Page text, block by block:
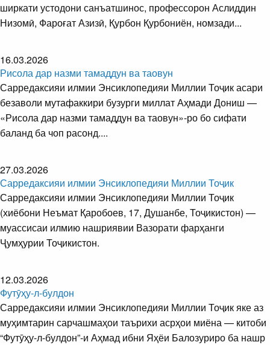
ширкати устодони санъатшинос, профессорон Аслиддин
Низомӣ, Фароғат Азизӣ, Қурбон Қурбониён, номзади...
16.03.2026
Рисола дар назми тамаддун ва таовун
Сарредаксияи илмии Энсиклопедияи Миллии Тоҷик асари
безаволи мутафаккири бузурги миллат Аҳмади Дониш —
«Рисола дар назми тамаддун ва таовун»-ро бо сифати
баланд ба чоп расонд....
27.03.2026
Сарредаксияи илмии Энсиклопедияи Миллии Тоҷик
Сарредаксияи илмии Энсиклопедияи Миллии Тоҷик
(хиёбони Неъмат Қаробоев, 17, Душанбе, Тоҷикистон) —
муассисаи илмию нашриявии Вазорати фарҳанги
Ҷумҳурии Тоҷикистон.
12.03.2026
Футӯҳу-л-булдон
Сарредаксияи илмии Энсиклопедияи Миллии Тоҷик яке аз
муҳимтарин сарчашмаҳои таърихи асрҳои миёна — китоби
“Футӯҳу-л-булдон”-и Аҳмад ибни Яҳёи Балозуриро ба нашр